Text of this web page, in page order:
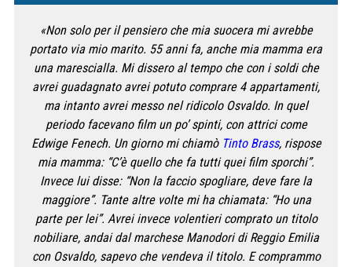
«Non solo per il pensiero che mia suocera mi avrebbe
portato via mio marito. 55 anni fa, anche mia mamma era
una marescialla. Mi dissero al tempo che con i soldi che
avrei guadagnato avrei potuto comprare 4 appartamenti,
ma intanto avrei messo nel ridicolo Osvaldo. In quel
periodo facevano film un po’ spinti, con attrici come
Edwige Fenech. Un giorno mi chiamò Tinto Brass, rispose
mia mamma: “C’è quello che fa tutti quei film sporchi”.
Invece lui disse: “Non la faccio spogliare, deve fare la
maggiore”. Tante altre volte mi ha chiamata: “Ho una
parte per lei”. Avrei invece volentieri comprato un titolo
nobiliare, andai dal marchese Manodori di Reggio Emilia
con Osvaldo, sapevo che vendeva il titolo. E comprammo